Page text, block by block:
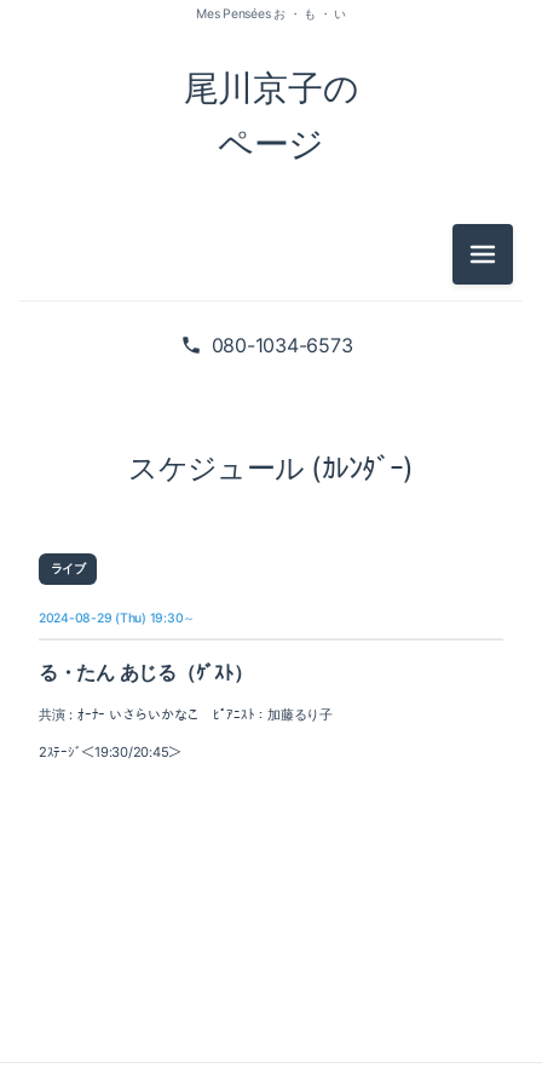
080-1034-6573
尾川京子の
ページ
Mes Pensées お ・ も ・ い
メニュ
スケジュール (ｶﾚﾝﾀﾞｰ)
ライブ
2024-08-29 (Thu) 19:30～
る・たん あじる（ｹﾞｽﾄ）
共演：ｵｰﾅｰ いさらいかなこ ﾋﾟｱﾆｽﾄ：加藤るり子
2ｽﾃｰｼﾞ＜19:30/20:45＞